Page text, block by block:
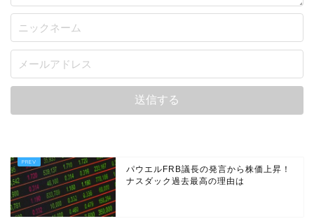
パウエルFRB議長の発言から株価上昇！
ナスダック過去最高の理由は